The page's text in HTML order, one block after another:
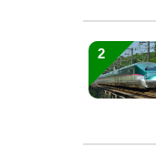
2